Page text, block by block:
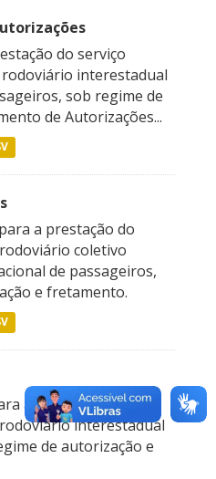
do serviço
interestadual
sob regime de
de Autorizações...
a prestação do
coletivo
de passageiros,
e fretamento.
a prestação do
interestadual
de autorização e